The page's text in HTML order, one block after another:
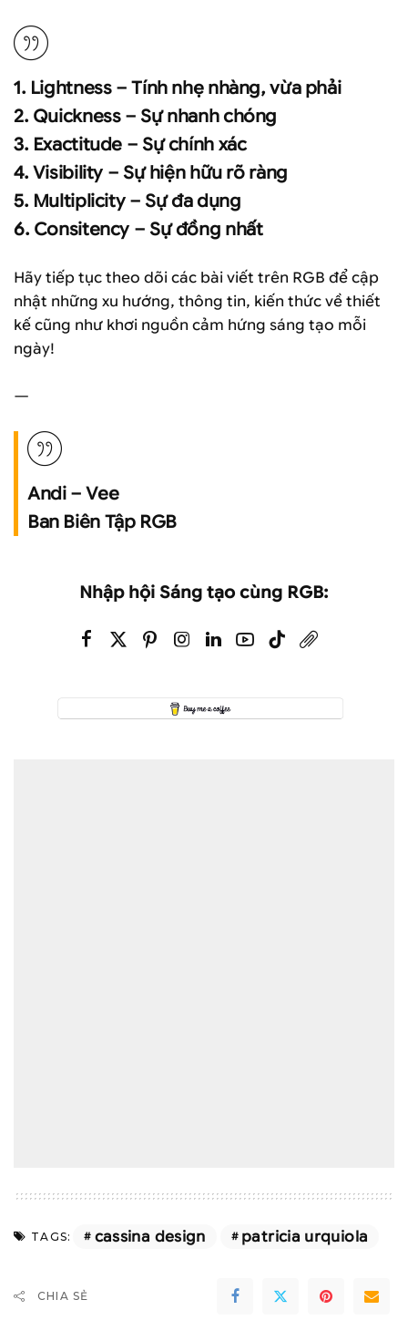
1. Lightness – Tính nhẹ nhàng, vừa phải
2. Quickness – Sự nhanh chóng
3. Exactitude – Sự chính xác
4. Visibility – Sự hiện hữu rõ ràng
5. Multiplicity – Sự đa dụng
6. Consitency – Sự đồng nhất
Hãy tiếp tục theo dõi các bài viết trên RGB để cập
nhật những xu hướng, thông tin, kiến thức về thiết
kế cũng như khơi nguồn cảm hứng sáng tạo mỗi
ngày!
—
Andi – Vee
Ban Biên Tập RGB
Nhập hội Sáng tạo cùng RGB:
TAGS: cassina design patricia urquiola
CHIA SẺ